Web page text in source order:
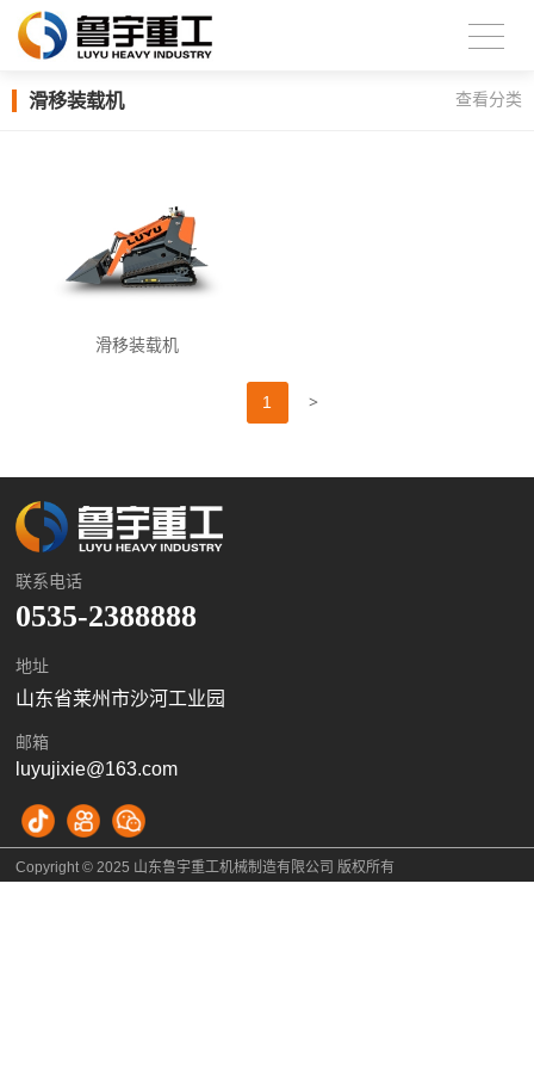
滑移装载机 查看分类
滑移装载机
1 >
联系电话
0535-2388888
地址
山东省莱州市沙河工业园
邮箱
luyujixie@163.com
Copyright © 2025 山东鲁宇重工机械制造有限公司 版权所有